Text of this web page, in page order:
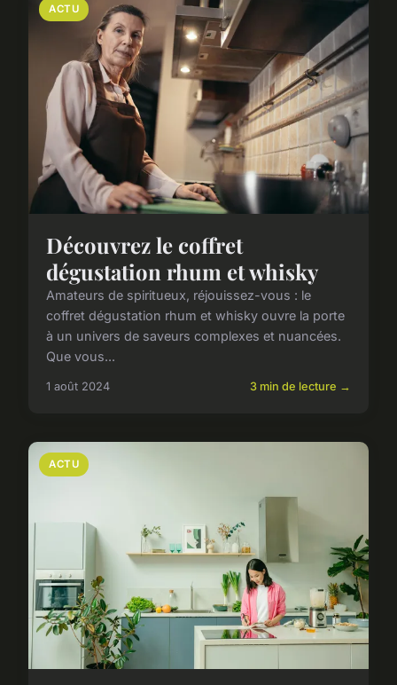
ACTU
Découvrez le coffret
dégustation rhum et whisky
Amateurs de spiritueux, réjouissez-vous : le
coffret dégustation rhum et whisky ouvre la porte
à un univers de saveurs complexes et nuancées.
Que vous...
1 août 2024 3 min de lecture →
ACTU